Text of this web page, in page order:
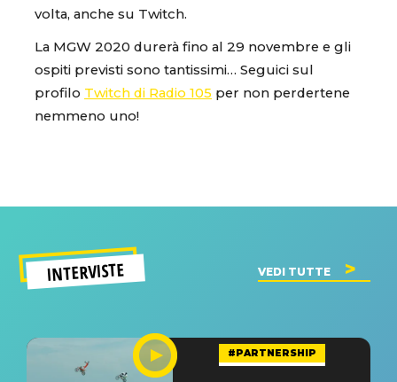
volta, anche su Twitch.
La MGW 2020 durerà fino al 29 novembre e gli
ospiti previsti sono tantissimi… Seguici sul
profilo Twitch di Radio 105 per non perdertene
nemmeno uno!
INTERVISTE VEDI TUTTE
#PARTNERSHIP